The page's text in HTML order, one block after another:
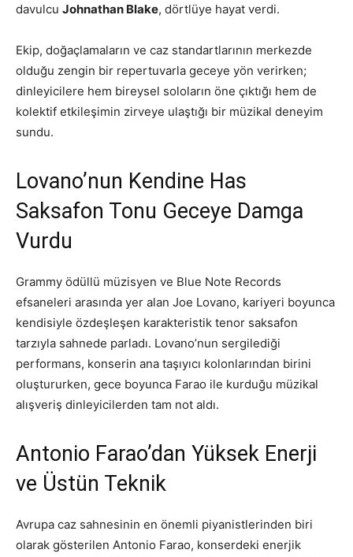
davulcu Johnathan Blake, dörtlüye hayat verdi.
Ekip, doğaçlamaların ve caz standartlarının merkezde
olduğu zengin bir repertuvarla geceye yön verirken;
dinleyicilere hem bireysel soloların öne çıktığı hem de
kolektif etkileşimin zirveye ulaştığı bir müzikal deneyim
sundu.
Lovano’nun Kendine Has
Saksafon Tonu Geceye Damga
Vurdu
Grammy ödüllü müzisyen ve Blue Note Records
efsaneleri arasında yer alan Joe Lovano, kariyeri boyunca
kendisiyle özdeşleşen karakteristik tenor saksafon
tarzıyla sahnede parladı. Lovano’nun sergilediği
performans, konserin ana taşıyıcı kolonlarından birini
oluştururken, gece boyunca Farao ile kurduğu müzikal
alışveriş dinleyicilerden tam not aldı.
Antonio Farao’dan Yüksek Enerji
ve Üstün Teknik
Avrupa caz sahnesinin en önemli piyanistlerinden biri
olarak gösterilen Antonio Farao, konserdeki enerjik